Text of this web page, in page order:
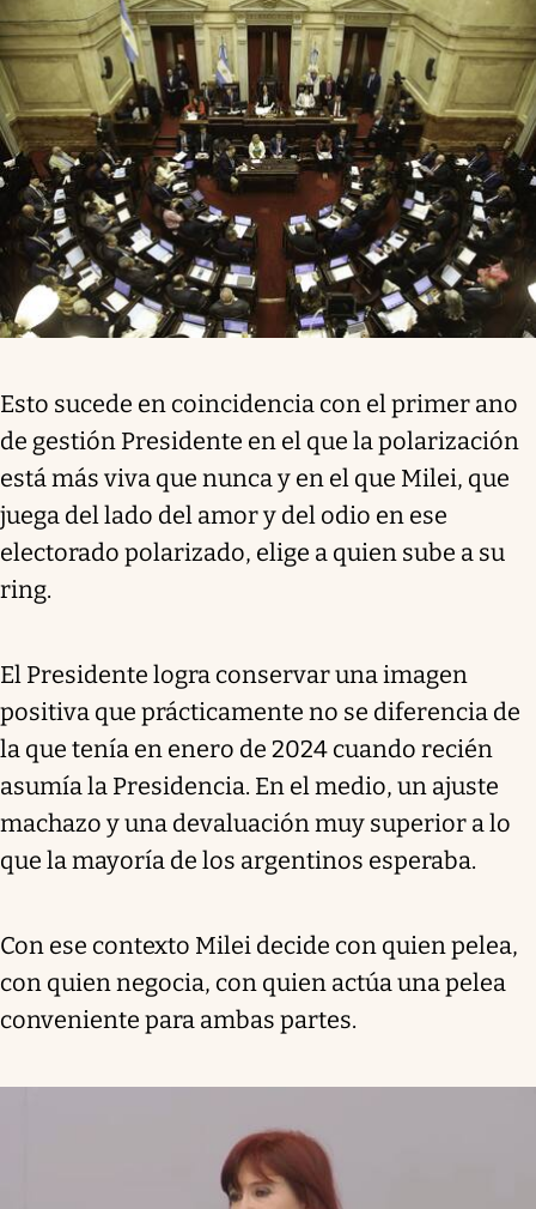
Esto sucede en coincidencia con el primer ano
de gestión Presidente en el que la polarización
está más viva que nunca y en el que Milei, que
juega del lado del amor y del odio en ese
electorado polarizado, elige a quien sube a su
ring.
El Presidente logra conservar una imagen
positiva que prácticamente no se diferencia de
la que tenía en enero de 2024 cuando recién
asumía la Presidencia. En el medio, un ajuste
machazo y una devaluación muy superior a lo
que la mayoría de los argentinos esperaba.
Con ese contexto Milei decide con quien pelea,
con quien negocia, con quien actúa una pelea
conveniente para ambas partes.